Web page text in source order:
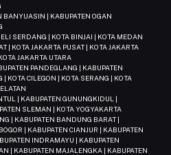
BANYUASIN | KABUPATEN OGAN
SERDANG | KOTA BINJAI | KOTA MEDAN
| KOTA JAKARTA PUSAT | KOTA JAKARTA
JAKARTA UTARA
PANDEGLANG | KABUPATEN
KOTA CILEGON | KOTA SERANG | KOTA
| KABUPATEN GUNUNGKIDUL |
SLEMAN | KOTA YOGYAKARTA
| KABUPATEN BANDUNG BARAT |
| KABUPATEN CIANJUR | KABUPATEN
INDRAMAYU | KABUPATEN
| KABUPATEN MAJALENGKA | KABUPATEN